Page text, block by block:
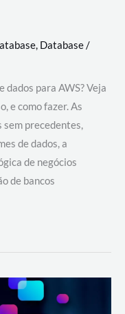
, Database/
dados para AWS? Veja
e como fazer. As
sem precedentes,
de dados, a
de negócios
de bancos